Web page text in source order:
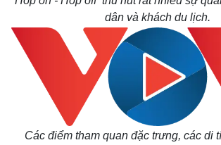
Kinh tế
Bất động sản
Khởi nghiệp
dân và khách du lịch.
Các điểm tham quan đặc trưng, các di